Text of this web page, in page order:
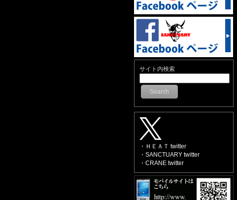
サイト内検索
Search
・ＨＥＡＴ twitter
・SANCTUARY twitter
・CRANE twitter